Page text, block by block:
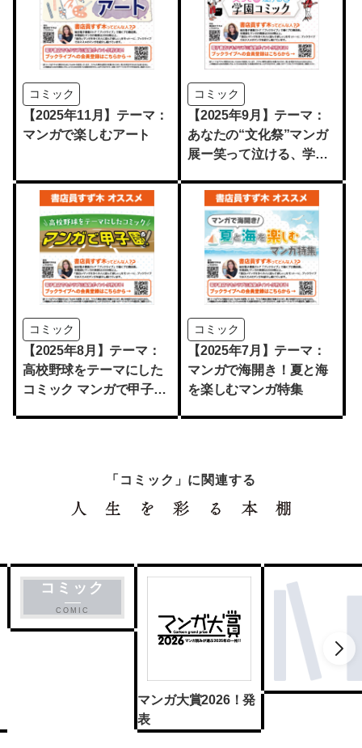
コミック
【2025年11月】テーマ：
マンガで楽しむアート
コミック
【2025年9月】テーマ：
あなたの“文化祭”マンガ
展ー笑って泣ける、学園
コミック
【2025年8月】テーマ：
高校野球をテーマにした
コミック マンガで甲子
コミック
【2025年7月】テーマ：
マンガで海開き！夏と海
を楽しむマンガ特集
「コミック」に関連する
コミック
COMIC
マンガ大賞2026！発
表